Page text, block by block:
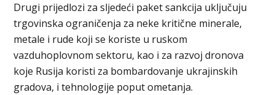
Drugi priјedlozi za slјedeći paket sankcija uključuju
trgovinska ograničenja za neke kritične minerale,
metale i rude koji se koriste u ruskom
vazduhoplovnom sektoru, kao i za razvoj dronova
koje Rusija koristi za bombardovanje ukrajinskih
gradova, i tehnologije poput ometanja.